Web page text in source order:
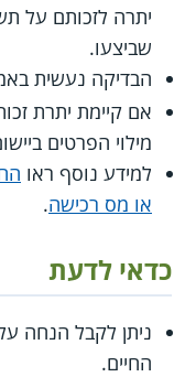
יתרה לזכותם על
שביצעו.
הבדיקה נעשית
אם קיימת יתרת
מילוי הפרטים
למידע נוסף ראו
או מס רכישה.
כדאי לדעת
ניתן לקבל הנחה
החיים.